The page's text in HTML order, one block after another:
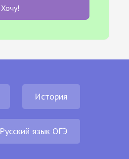
Хочу!
История
Русский язык ОГЭ